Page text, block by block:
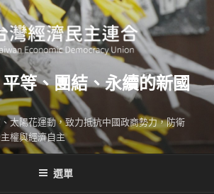
等、團結、永續的新國
太陽花運動，致力抵抗中國政商勢力，防衛
權與經濟自主
選單